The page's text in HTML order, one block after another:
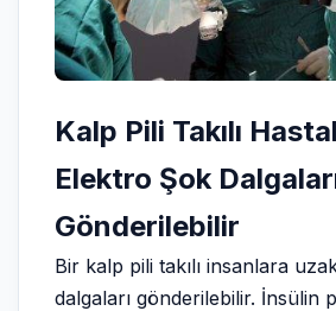
Kalp Pili Takılı
Elektro Şok
Gönderilebilir
Bir kalp pili takılı insanlara
dalgaları gönderilebilir. İnsülin